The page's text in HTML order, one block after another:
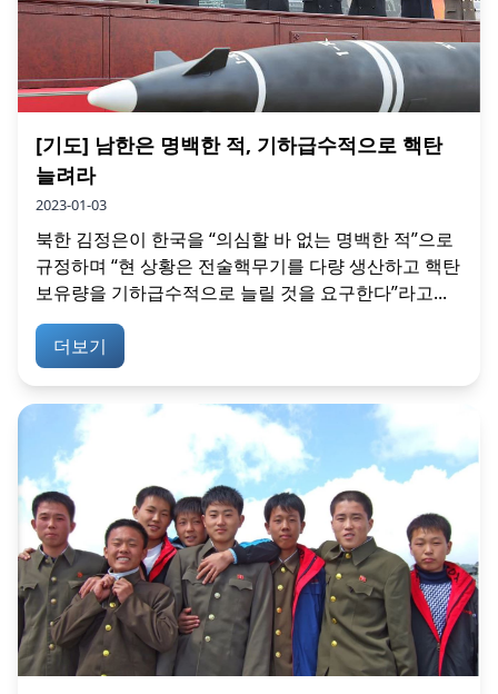
[기도] 남한은 명백한 적, 기하급수적으로 핵탄
늘려라
2023-01-03
북한 김정은이 한국을 “의심할 바 없는 명백한 적”으로
규정하며 “현 상황은 전술핵무기를 다량 생산하고 핵탄
보유량을 기하급수적으로 늘릴 것을 요구한다”라고...
더보기